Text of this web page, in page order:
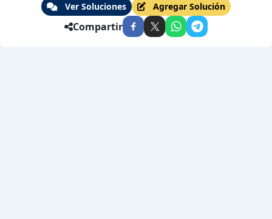
Ver Soluciones Agregar Solución
Compartir